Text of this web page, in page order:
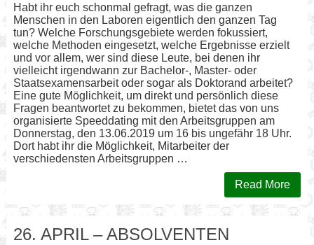
Habt ihr euch schonmal gefragt, was die ganzen
Menschen in den Laboren eigentlich den ganzen Tag
tun? Welche Forschungsgebiete werden fokussiert,
welche Methoden eingesetzt, welche Ergebnisse erzielt
und vor allem, wer sind diese Leute, bei denen ihr
vielleicht irgendwann zur Bachelor-, Master- oder
Staatsexamensarbeit oder sogar als Doktorand arbeitet?
Eine gute Möglichkeit, um direkt und persönlich diese
Fragen beantwortet zu bekommen, bietet das von uns
organisierte Speeddating mit den Arbeitsgruppen am
Donnerstag, den 13.06.2019 um 16 bis ungefähr 18 Uhr.
Dort habt ihr die Möglichkeit, Mitarbeiter der
verschiedensten Arbeitsgruppen …
Read More
26. APRIL – ABSOLVENTEN